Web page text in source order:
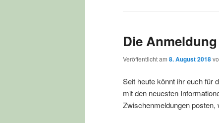
Die
Veröffentlicht am 8. August 2018
Seit heute könnt ihr euch für
mit den neuesten
Zwischenmeldungen posten,